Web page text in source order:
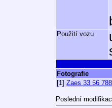
Použití vozu
Fotografie
[1] Zaes 33 56
Poslední